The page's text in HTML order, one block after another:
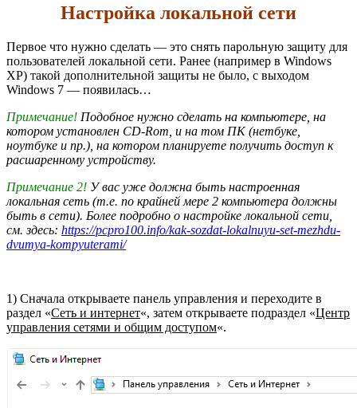
Настройка локальной сети
Первое что нужно сделать — это снять парольную защиту для
пользователей локальной сети. Ранее (например в Windows
XP) такой дополнительной защиты не было, с выходом
Windows 7 — появилась…
Примечание! Подобное нужно сделать на компьютере, на
котором установлен CD-Rom, и на том ПК (нетбуке,
ноутбуке и пр.), на котором планируете получить доступ к
расшаренному устройству.
Примечание 2! У вас уже должна быть настроенная
локальная сеть (т.е. по крайней мере 2 компьютера должны
быть в сети). Более подробно о настройке локальной сети,
см. здесь: https://pcpro100.info/kak-sozdat-lokalnuyu-set-mezhdu-
dvumya-kompyuterami/
1) Сначала открываете панель управления и переходите в
раздел «Сеть и интернет«, затем открываете подраздел «Центр
управления сетями и общим доступом«.